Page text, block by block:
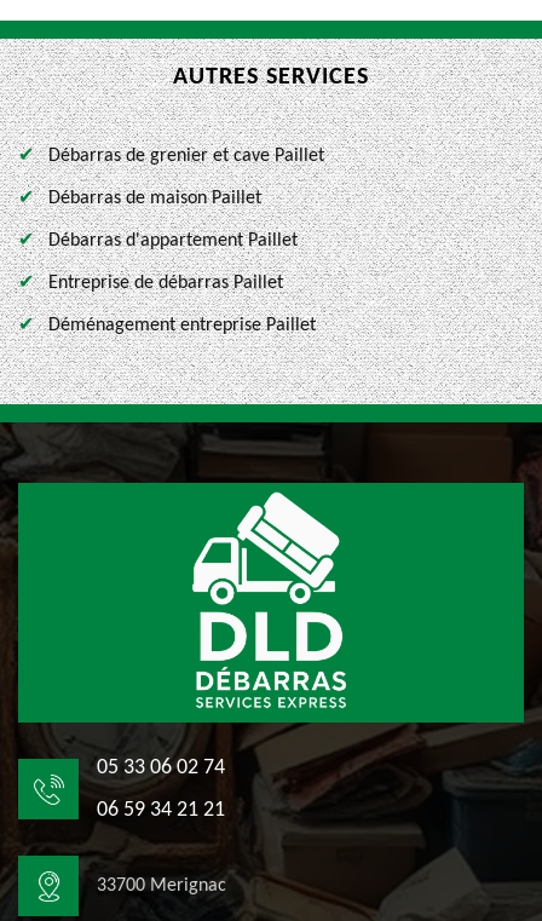
AUTRES SERVICES
Débarras de grenier et cave Paillet
Débarras de maison Paillet
Débarras d'appartement Paillet
Entreprise de débarras Paillet
Déménagement entreprise Paillet
05 33 06 02 74
06 59 34 21 21
33700 Merignac